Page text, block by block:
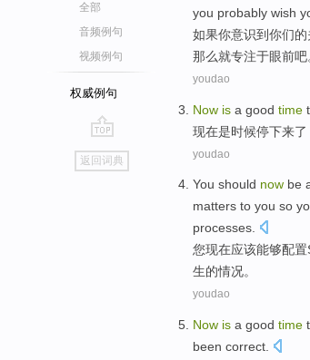
全部
音频例句
视频例句
权威例句
go
top
返回词典
you probably wish
如果你意识到你们的
那么就专注于眼前吧
youdao
Now is a good time
现在是时候停下来
youdao
You should now be
matters to you so
processes.
您现在应该能够配置
生的情况。
youdao
Now is a good time
been correct